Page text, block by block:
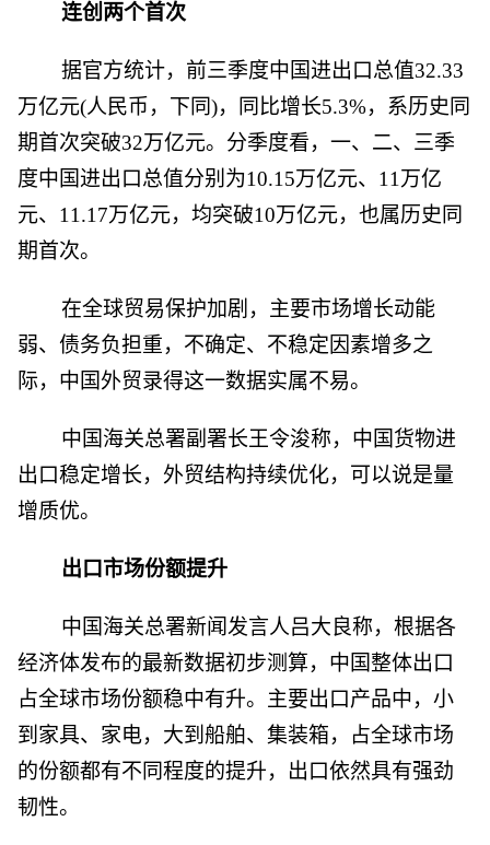
连创两个首次
据官方统计，前三季度中国进出口总值32.33
万亿元(人民币，下同)，同比增长5.3%，系历史同
期首次突破32万亿元。分季度看，一、二、三季
度中国进出口总值分别为10.15万亿元、11万亿
元、11.17万亿元，均突破10万亿元，也属历史同
期首次。
在全球贸易保护加剧，主要市场增长动能
弱、债务负担重，不确定、不稳定因素增多之
际，中国外贸录得这一数据实属不易。
中国海关总署副署长王令浚称，中国货物进
出口稳定增长，外贸结构持续优化，可以说是量
增质优。
出口市场份额提升
中国海关总署新闻发言人吕大良称，根据各
经济体发布的最新数据初步测算，中国整体出口
占全球市场份额稳中有升。主要出口产品中，小
到家具、家电，大到船舶、集装箱，占全球市场
的份额都有不同程度的提升，出口依然具有强劲
韧性。